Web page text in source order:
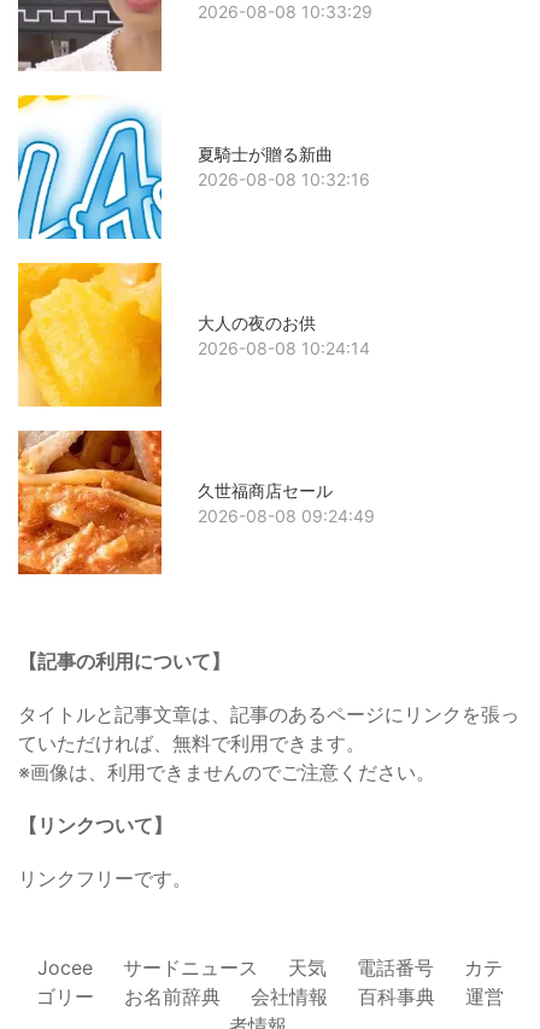
2026-08-08 10:33:29
夏騎士が贈る新曲
2026-08-08 10:32:16
大人の夜のお供
2026-08-08 10:24:14
久世福商店セール
2026-08-08 09:24:49
【記事の利用について】
タイトルと記事文章は、記事のあるページにリンクを張っ
ていただければ、無料で利用できます。
※画像は、利用できませんのでご注意ください。
【リンクついて】
リンクフリーです。
Jocee サードニュース 天気 電話番号
カテ
ゴリー
お名前辞典 会社情報 百科事典
運営